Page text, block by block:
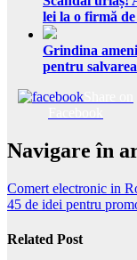
lei la o firmă
Grindina
pentru
Navigare în
Comert electronic in
45 de idei pentru
Related Post